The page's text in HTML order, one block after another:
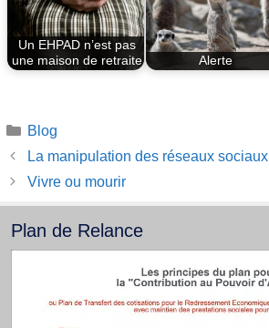
Un EHPAD n’est pas
une maison de retraite
Alerte
Catégories
Blog
La manipulation des réseaux sociaux
Vivre ou mourir
Plan de Relance